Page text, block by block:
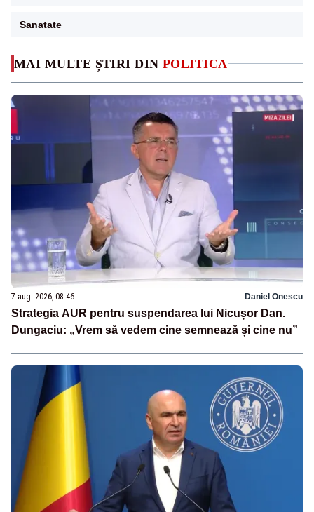
MAI MULTE ȘTIRI DIN POLITICA
7 aug. 2026, 08:46 Daniel Onescu
Strategia AUR pentru suspendarea lui Nicușor Dan.
Dungaciu: „Vrem să vedem cine semnează și cine nu”
Sanatate